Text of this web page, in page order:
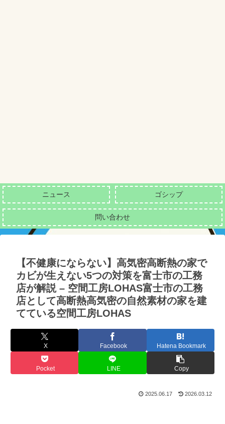
ニュース ゴシップ
問い合わせ
【不健康にならない】高気密高断熱の家で
カビが生えない5つの対策を富士市の工務
店が解説 – 空間工房LOHAS富士市の工務
店として高断熱高気密の自然素材の家を建
てている空間工房LOHAS
X Facebook Hatena Bookmark
Pocket LINE Copy
2025.06.17 2026.03.12